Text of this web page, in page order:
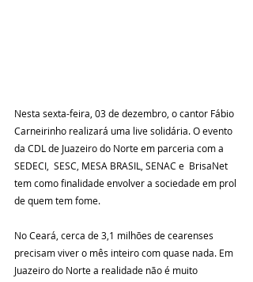
Nesta sexta-feira, 03 de dezembro, o cantor Fábio
Carneirinho realizará uma live solidária. O evento
da CDL de Juazeiro do Norte em parceria com a
SEDECI,  SESC, MESA BRASIL, SENAC e  BrisaNet
tem como finalidade envolver a sociedade em prol
de quem tem fome.
No Ceará, cerca de 3,1 milhões de cearenses
precisam viver o mês inteiro com quase nada. Em
Juazeiro do Norte a realidade não é muito